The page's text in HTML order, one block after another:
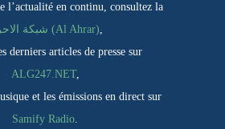
l’actualité en continu, consultez la
شبكة الاحرار (Al Ahrar),
derniers articles de presse sur
ALG247.NET,
et les émissions en direct sur
Samify Radio.